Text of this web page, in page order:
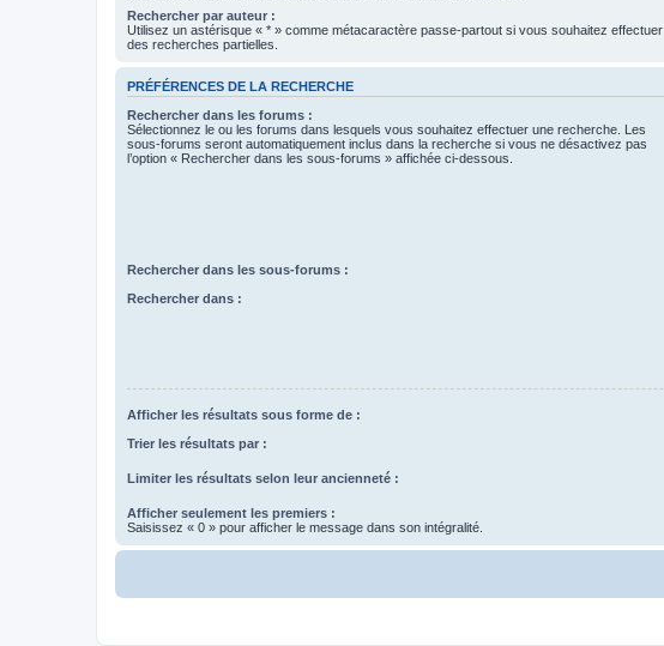
Rechercher par auteur :
Utilisez un astérisque « * » comme métacaractère passe-partout si vous souhaitez effectuer
des recherches partielles.
PRÉFÉRENCES DE LA RECHERCHE
Rechercher dans les forums :
Sélectionnez le ou les forums dans lesquels vous souhaitez effectuer une recherche. Les
sous-forums seront automatiquement inclus dans la recherche si vous ne désactivez pas
l’option « Rechercher dans les sous-forums » affichée ci-dessous.
Rechercher dans les sous-forums :
Rechercher dans :
Afficher les résultats sous forme de :
Trier les résultats par :
Limiter les résultats selon leur ancienneté :
Afficher seulement les premiers :
Saisissez « 0 » pour afficher le message dans son intégralité.